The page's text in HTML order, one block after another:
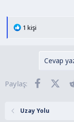
T
e
1 kişi
Cevap
Paylaş: X
Uzay Yolu